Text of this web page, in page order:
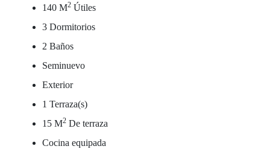
140 M2 Útiles
3 Dormitorios
2 Baños
Seminuevo
Exterior
1 Terraza(s)
15 M2 De terraza
Cocina equipada